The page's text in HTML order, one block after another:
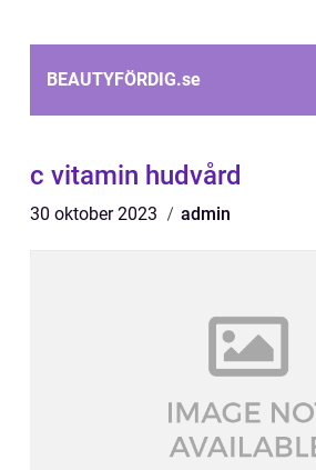
BEAUTYFÖRDIG.se
c vitamin hudvård
30 oktober 2023 admin